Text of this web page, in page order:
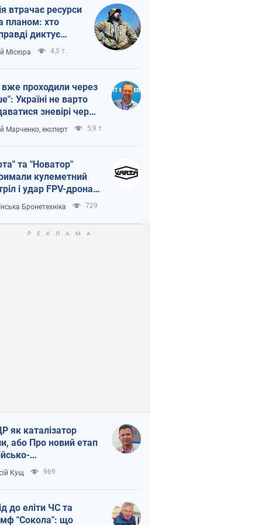
втрачає ресурси
планом: хто
диктує
війни
Місюра 4,5 т.
проходили через
Україні не варто
зневірі через
терор
Марченко, експерт 5,9 т.
та "Новатор"
кулеметний
і удар FPV-дрона,
життя
ЗСУ
Бронетехніка 729
як каталізатор
або Про новий етап
Кущ 969
до еліти ЧС та
"Сокола": що